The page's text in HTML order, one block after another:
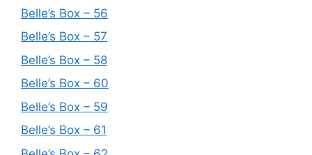
Belle’s Box – 56
Belle’s Box – 57
Belle’s Box – 58
Belle’s Box – 60
Belle’s Box – 59
Belle’s Box – 61